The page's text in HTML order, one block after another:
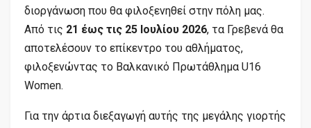
διοργάνωση που θα φιλοξενηθεί στην πόλη μας.
Από τις 21 έως τις 25 Ιουλίου 2026, τα Γρεβενά θα
αποτελέσουν το επίκεντρο του αθλήματος,
φιλοξενώντας το Βαλκανικό Πρωτάθλημα U16
Women.
Για την άρτια διεξαγωγή αυτής της μεγάλης γιορτής